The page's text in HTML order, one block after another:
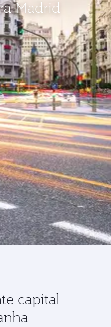
Madrid
capital